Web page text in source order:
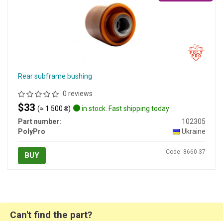
Rear subframe bushing
0 reviews
$33 (≈ 1 500 ₴)
in stock. Fast shipping today
Part number:
102305
PolyPro
Ukraine
BUY Code: 8660-37
Can't find the part?